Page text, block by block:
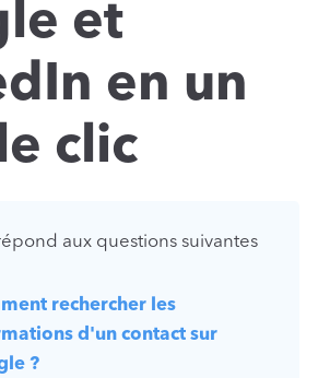
et
en un
clic
aux questions suivantes
rechercher les
d'un contact sur
?